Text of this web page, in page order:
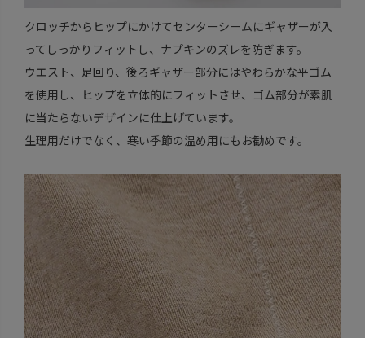
クロッチからヒップにかけてセンターシームにギャザーが入
ってしっかりフィットし、ナプキンのズレを防ぎます。
ウエスト、足回り、後ろギャザー部分にはやわらかな平ゴム
を使用し、ヒップを立体的にフィットさせ、ゴム部分が素肌
に当たらないデザインに仕上げています。
生理用だけでなく、寒い季節の温め用にもお勧めです。